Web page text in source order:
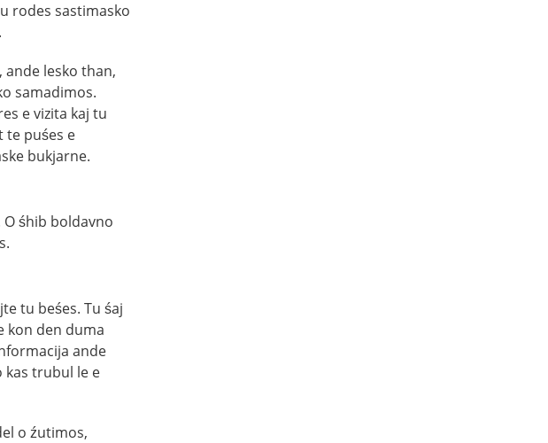
rodes sastimasko
ande lesko than,
samadimos.
e vizita kaj tu
te puśes e
bukjarne.
śhib boldavno
tu beśes. Tu śaj
kon den duma
ande
kas trubul le e
o źutimos,